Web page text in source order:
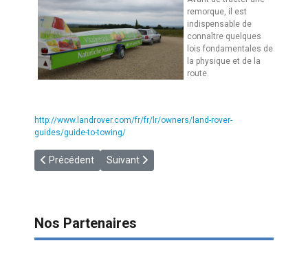
remorque, il est
indispensable de
connaître quelques
lois fondamentales de
la physique et de la
route.
http://www.landrover.com/fr/fr/lr/owners/land-rover-
guides/guide-to-towing/
Article précédent : [AILODIE] Pourquoi continuer à voler
Précédent Article suivant : [JEUX] Just Grab and Throw
Suivant
Nos Partenaires